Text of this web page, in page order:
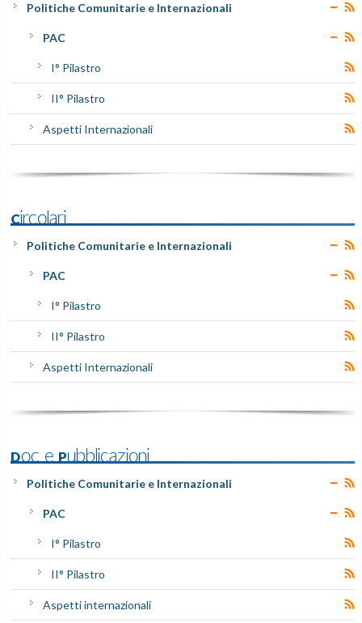
Politiche Comunitarie e Internazionali
PAC
I° Pilastro
II° Pilastro
Aspetti Internazionali
Circolari
Politiche Comunitarie e Internazionali
PAC
I° Pilastro
II° Pilastro
Aspetti Internazionali
Doc e Pubblicazioni
Politiche Comunitarie e Internazionali
PAC
I° Pilastro
II° Pilastro
Aspetti internazionali